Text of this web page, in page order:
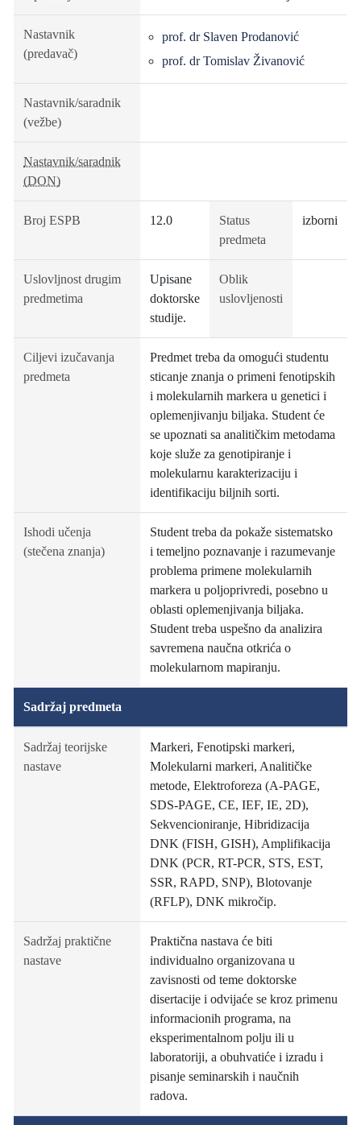
Nastavnik
(predavač)
prof. dr Slaven Prodanović
prof. dr Tomislav Živanović
Nastavnik/saradnik
(vežbe)
Nastavnik/saradnik
(DON)
Broj ESPB 12.0
Status
predmeta
izborni
Uslovljnost drugim
predmetima
Upisane
doktorske
studije.
Oblik
uslovljenosti
Ciljevi izučavanja
predmeta
Predmet treba da omogući studentu
sticanje znanja o primeni fenotipskih
i molekularnih markera u genetici i
oplemenjivanju biljaka. Student će
se upoznati sa analitičkim metodama
koje služe za genotipiranje i
molekularnu karakterizaciju i
identifikaciju biljnih sorti.
Ishodi učenja
(stečena znanja)
Student treba da pokaže sistematsko
i temeljno poznavanje i razumevanje
problema primene molekularnih
markera u poljoprivredi, posebno u
oblasti oplemenjivanja biljaka.
Student treba uspešno da analizira
savremena naučna otkrića o
molekularnom mapiranju.
Sadržaj predmeta
Sadržaj teorijske
nastave
Markeri, Fenotipski markeri,
Molekularni markeri, Analitičke
metode, Elektroforeza (A-PAGE,
SDS-PAGE, CE, IEF, IE, 2D),
Sekvencioniranje, Hibridizacija
DNK (FISH, GISH), Amplifikacija
DNK (PCR, RT-PCR, STS, EST,
SSR, RAPD, SNP), Blotovanje
(RFLP), DNK mikročip.
Sadržaj praktične
nastave
Praktična nastava će biti
individualno organizovana u
zavisnosti od teme doktorske
disertacije i odvijaće se kroz primenu
informacionih programa, na
eksperimentalnom polju ili u
laboratoriji, a obuhvatiće i izradu i
pisanje seminarskih i naučnih
radova.